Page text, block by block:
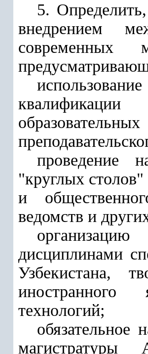
5.
внедрением
современных
проведение
"круглых столов"
и
ведомств и
дисциплинами
Узбекистана,
иностранного
технологий;
обязательное